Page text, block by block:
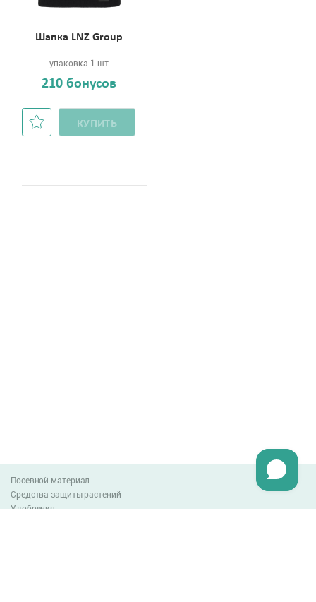
Шапка LNZ Group
упаковка 1 шт
210 бонусов
КУПИТЬ
Посевной материал
Средства защиты растений
Удобрения